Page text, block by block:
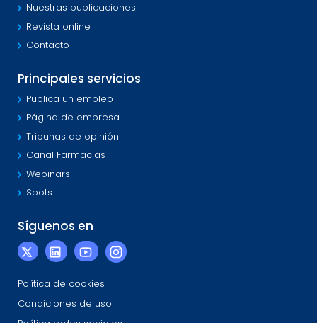
Nuestras publicaciones
Revista online
Contacto
Principales servicios
Publica un empleo
Página de empresa
Tribunas de opinión
Canal Farmacias
Webinars
Spots
Síguenos en
Política de cookies
Condiciones de uso